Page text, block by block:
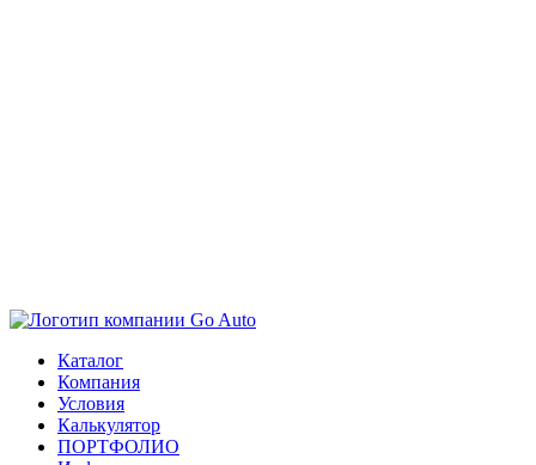
Каталог
Компания
Условия
Калькулятор
ПОРТФОЛИО